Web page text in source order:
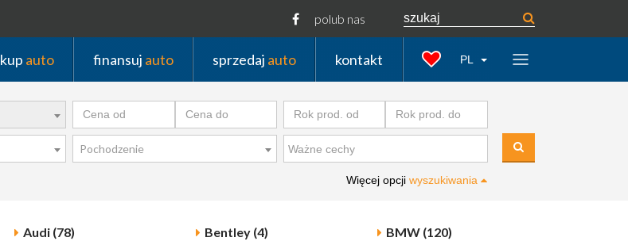
polub nas
kup auto finansuj auto sprzedaj auto kontakt PL
Pochodzenie
Więcej opcji wyszukiwania
Audi (78) Bentley (4)
BMW (120)